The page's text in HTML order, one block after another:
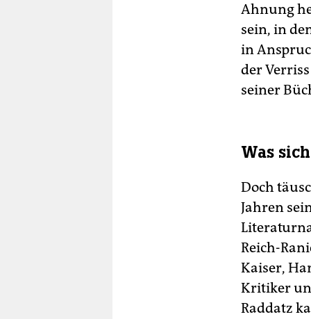
Ahnung
sein, in
in
der
seiner
Was
Doch
Jahren
Reich-
Kaiser,
Kritiker
Raddatz